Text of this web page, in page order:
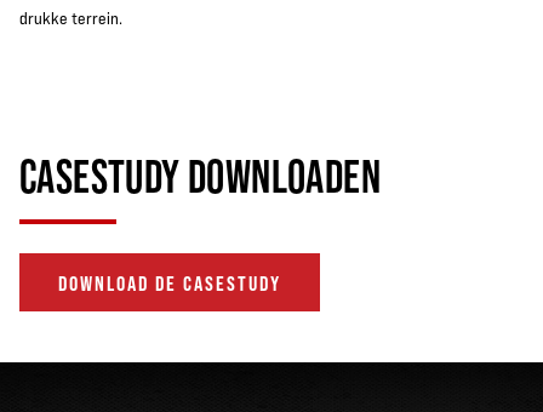
drukke terrein.
CASESTUDY DOWNLOADEN
DOWNLOAD DE CASESTUDY